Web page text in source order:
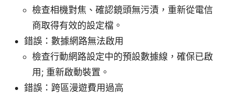
檢查相機對焦、確認鏡頭無污漬，重新從電信
商取得有效的設定檔。
錯誤：數據網路無法啟用
檢查行動網路設定中的預設數據線，確保已啟
用; 重新啟動裝置。
錯誤：跨區漫遊費用過高